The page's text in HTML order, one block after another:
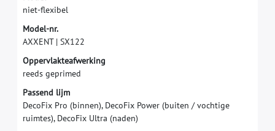
niet-fexibel
Model-nr.
AXXENT | SX122
Oppervlakteafwerking
reeds geprimed
Passend lijm
DecoFix Pro (binnen), DecoFix Power (buiten / vochtige
ruimtes), DecoFix Ultra (naden)